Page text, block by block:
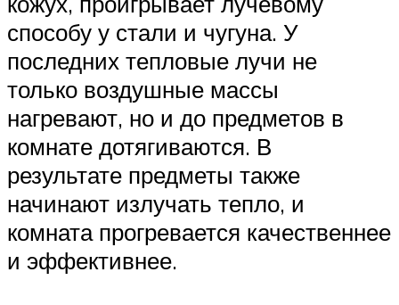
способу у стали и чугуна. У
последних тепловые лучи не
только воздушные массы
нагревают, но и до предметов в
комнате дотягиваются. В
результате предметы также
начинают излучать тепло, и
комната прогревается качественнее
и эффективнее.